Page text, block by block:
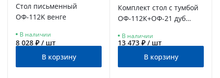
Стол письменный
ОФ-112K венге
В наличии
8 028 ₽ / шт
В корзину
Комплект стол с тумбой
ОФ-112К+ОФ-21 дуб
В наличии
13 473 ₽ / шт
В корзину